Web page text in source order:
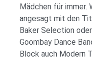
Mädchen für immer.
angesagt mit den
Baker Selection
Goombay Dance
Block auch Modern